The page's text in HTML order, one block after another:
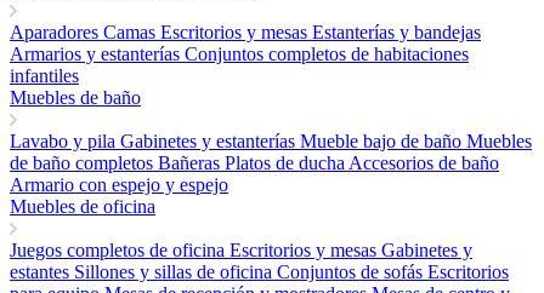
Aparadores Camas Escritorios y mesas Estanterías y bandejas
Armarios y estanterías Conjuntos completos de habitaciones
infantiles
Muebles de baño
Lavabo y pila Gabinetes y estanterías Mueble bajo de baño Muebles
de baño completos Bañeras Platos de ducha Accesorios de baño
Armario con espejo y espejo
Muebles de oficina
Juegos completos de oficina Escritorios y mesas Gabinetes y
estantes Sillones y sillas de oficina Conjuntos de sofás Escritorios